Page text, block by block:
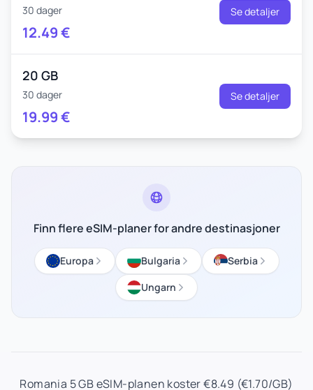
30 dager
12.49€
Se detaljer
20 GB
30 dager
19.99€
Se detaljer
Finn flere eSIM-planer for andre destinasjoner
Europa Bulgaria
Serbia
Ungarn
Romania 5 GB eSIM-planen koster €8.49 (€1.70/GB)